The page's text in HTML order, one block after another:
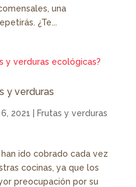
una
¿Te...
y verduras
2021
Frutas y verduras
ido cobrado cada vez
cocinas, ya que los
preocupación por su